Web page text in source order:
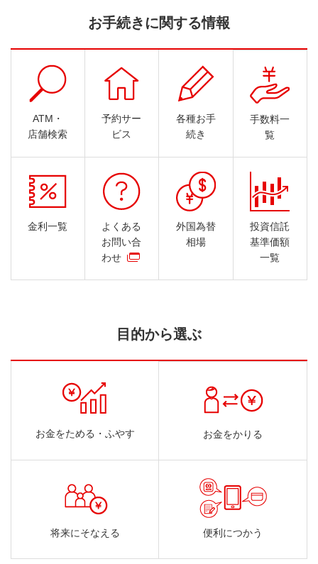
お手続きに関する情報
ATM・
店舗検索
予約サー
ビス
各種お手
続き
手数料一
覧
金利一覧
よくある
お問い合
わせ
外国為替
相場
投資信託
基準価額
一覧
目的から選ぶ
お金をためる・ふやす お金をかりる
将来にそなえる 便利につかう